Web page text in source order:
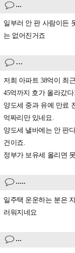
...
일부러 안 판 사람이든
는 없어진거죠
…
저희 아파트 38억이 최
45억까지 호가 올라갔
양도세 중과 유예 만료
억짜리만 있네요.
양도세 낼바에는 안 판
건이죠.
정부가 보유세 올리면
.....
일주택 운운하는 분은
러워지네요
...